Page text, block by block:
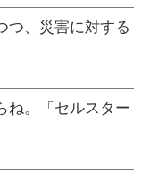
つ、災害に対する
ね。「セルスター